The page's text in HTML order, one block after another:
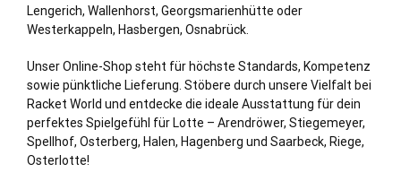
Lengerich, Wallenhorst, Georgsmarienhütte oder
Westerkappeln, Hasbergen, Osnabrück.
Unser Online-Shop steht für höchste Standards, Kompetenz
sowie pünktliche Lieferung. Stöbere durch unsere Vielfalt bei
Racket World und entdecke die ideale Ausstattung für dein
perfektes Spielgefühl für Lotte – Arendröwer, Stiegemeyer,
Spellhof, Osterberg, Halen, Hagenberg und Saarbeck, Riege,
Osterlotte!